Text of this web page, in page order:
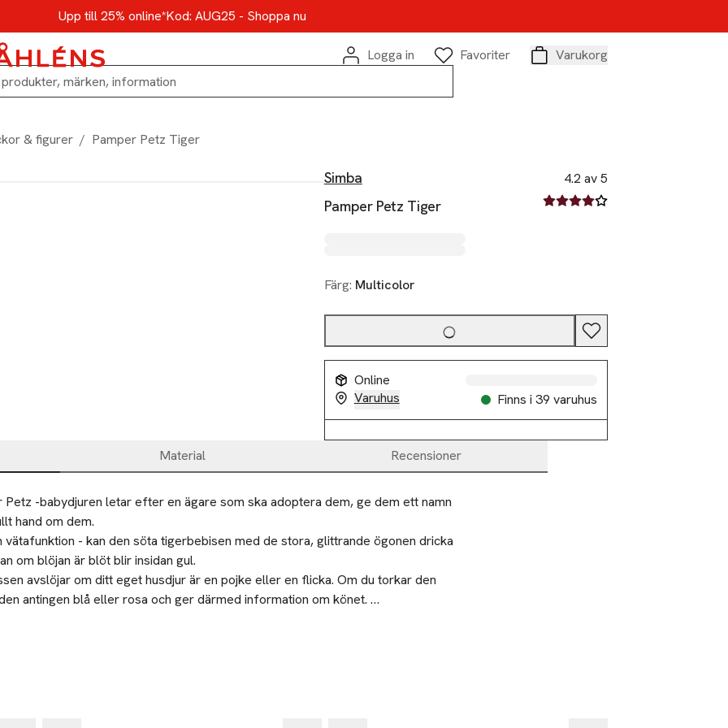
Upp till 25% online*Kod: AUG25 - Shoppa nu
Logga in
Favoriter
Varukorg
& figurer / Pamper Petz Tiger
Simba
Pamper Petz Tiger
4.2 av 5
4.2 av fem stjärnor
Färg: Multicolor
Online
Varuhus
Finns i 39 varuhus
Material Recensioner
Petz -babydjuren letar efter en ägare som ska adoptera dem, ge dem ett namn
hand om dem.
vätafunktion - kan den söta tigerbebisen med de stora, glittrande ögonen dricka
om blöjan är blöt blir insidan gul.
avslöjar om ditt eget husdjur är en pojke eller en flicka. Om du torkar den
antingen blå eller rosa och ger därmed information om könet.
- förutom den 15 cm djurbebisen, innehåller leksetet även tre